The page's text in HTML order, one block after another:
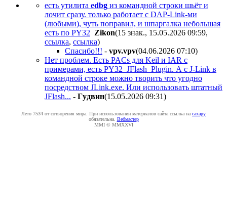
есть утилита edbg из командной строки шьёт и
лочит сразу. только работает с DAP-Link-ми
(любыми), чуть поправил, и шпаргалка небольшая
есть по PY32 Zikon(15 знак., 15.05.2026 09:59,
ссылка, ссылка)
Спасибо!!! - vpv.vpv(04.06.2026 07:10)
Нет проблем. Есть PACs для Keil и IAR c
примерами, есть PY32_JFlash_Plugin. А c J-Link в
командной строке можно творить что угодно
посредством JLink.exe. Или использовать штатный
JFlash... - Гyдвин(15.05.2026 09:31)
Лето 7534 от сотворения мира. При использовании материалов сайта ссылка на caxapу
обязательна. Вебмастер
MMI © MMXXVI